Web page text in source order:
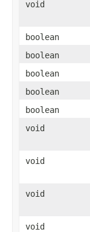
void
boolean
boolean
boolean
boolean
boolean
void
void
void
void